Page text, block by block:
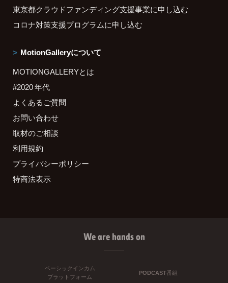
東京都クラウドファンディング支援事業に申し込む
コロナ対策支援プログラムに申し込む
MotionGalleryについて
MOTIONGALLERYとは
#2020 年代
よくあるご質問
お問い合わせ
取材のご相談
利用規約
プライバシーポリシー
特商法表示
We are hands on
ベーシックインカム
プラットフォーム
PODCAST番組